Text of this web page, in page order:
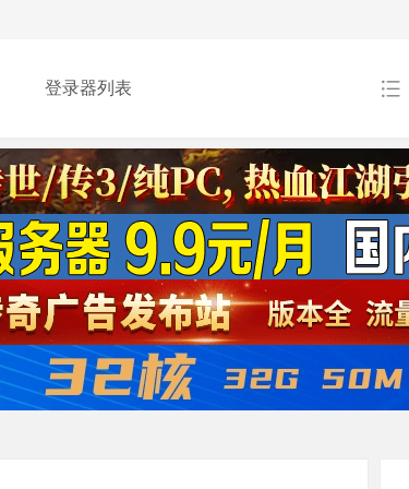
登录器列表